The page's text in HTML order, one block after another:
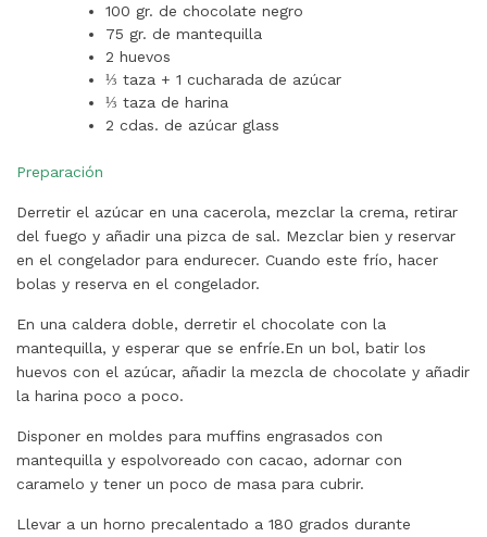
100 gr. de chocolate negro
75 gr. de mantequilla
2 huevos
⅓ taza + 1 cucharada de azúcar
⅓ taza de harina
2 cdas. de azúcar glass
Preparación
Derretir el azúcar en una cacerola, mezclar la crema, retirar
del fuego y añadir una pizca de sal. Mezclar bien y reservar
en el congelador para endurecer. Cuando este frío, hacer
bolas y reserva en el congelador.
En una caldera doble, derretir el chocolate con la
mantequilla, y esperar que se enfríe.En un bol, batir los
huevos con el azúcar, añadir la mezcla de chocolate y añadir
la harina poco a poco.
Disponer en moldes para muffins engrasados ​​con
mantequilla y espolvoreado con cacao, adornar con
caramelo y tener un poco de masa para cubrir.
Llevar a un horno precalentado a 180 grados durante